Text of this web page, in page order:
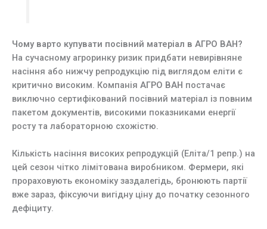
Чому варто купувати посівний матеріал в АГРО ВАН?
На сучасному агроринку ризик придбати невирівняне
насіння або нижчу репродукцію під виглядом еліти є
критично високим. Компанія АГРО ВАН постачає
виключно сертифікований посівний матеріал із повним
пакетом документів, високими показниками енергії
росту та лабораторною схожістю.
Кількість насіння високих репродукцій (Еліта/1 репр.) на
цей сезон чітко лімітована виробником. Фермери, які
прораховують економіку заздалегідь, бронюють партії
вже зараз, фіксуючи вигідну ціну до початку сезонного
дефіциту.